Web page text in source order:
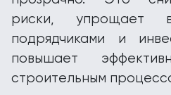
риски, упрощает
подрядчиками и
повышает
строительным